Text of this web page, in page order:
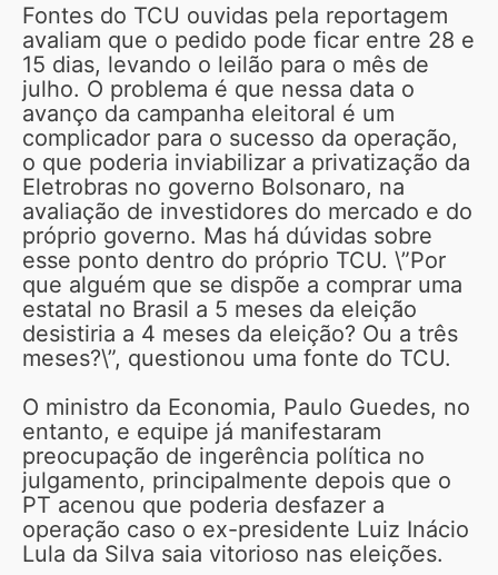
Fontes do TCU ouvidas pela reportagem
avaliam que o pedido pode ficar entre 28 e
15 dias, levando o leilão para o mês de
julho. O problema é que nessa data o
avanço da campanha eleitoral é um
complicador para o sucesso da operação,
o que poderia inviabilizar a privatização da
Eletrobras no governo Bolsonaro, na
avaliação de investidores do mercado e do
próprio governo. Mas há dúvidas sobre
esse ponto dentro do próprio TCU. \”Por
que alguém que se dispõe a comprar uma
estatal no Brasil a 5 meses da eleição
desistiria a 4 meses da eleição? Ou a três
meses?\”, questionou uma fonte do TCU.
O ministro da Economia, Paulo Guedes, no
entanto, e equipe já manifestaram
preocupação de ingerência política no
julgamento, principalmente depois que o
PT acenou que poderia desfazer a
operação caso o ex-presidente Luiz Inácio
Lula da Silva saia vitorioso nas eleições.